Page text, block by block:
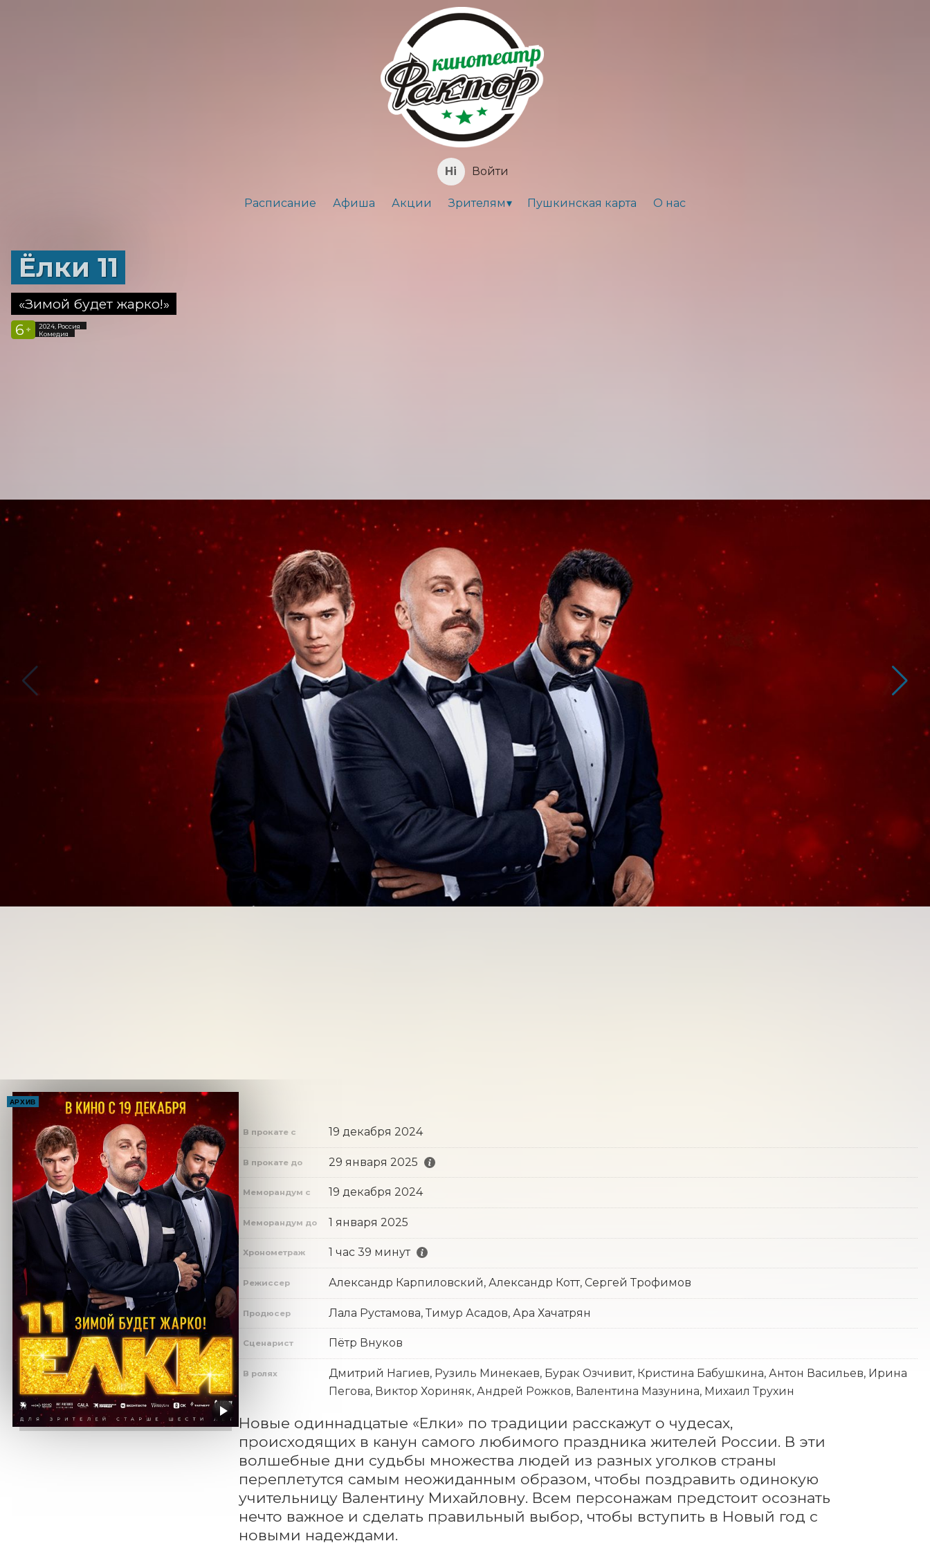
Войти
Расписание Афиша Акции Зрителям Пушкинская карта О нас
Ёлки 11
«Зимой будет жарко!»
6 +
2024, Россия
Комедия
АРХИВ
В прокате с 19 декабря 2024
В прокате до 29 января 2025
Меморандум с 19 декабря 2024
Меморандум до 1 января 2025
Хронометраж 1 час 39 минут
Режиссер Александр Карпиловский, Александр Котт, Сергей Трофимов
Продюсер Лала Рустамова, Тимур Асадов, Ара Хачатрян
Сценарист Пётр Внуков
В ролях
Дмитрий Нагиев, Рузиль Минекаев, Бурак Озчивит, Кристина Бабушкина, Антон Васильев, Ирина
Пегова, Виктор Хориняк, Андрей Рожков, Валентина Мазунина, Михаил Трухин
Новые одиннадцатые «Елки» по традиции расскажут о чудесах,
происходящих в канун самого любимого праздника жителей России. В эти
волшебные дни судьбы множества людей из разных уголков страны
переплетутся самым неожиданным образом, чтобы поздравить одинокую
учительницу Валентину Михайловну. Всем персонажам предстоит осознать
нечто важное и сделать правильный выбор, чтобы вступить в Новый год с
новыми надеждами.